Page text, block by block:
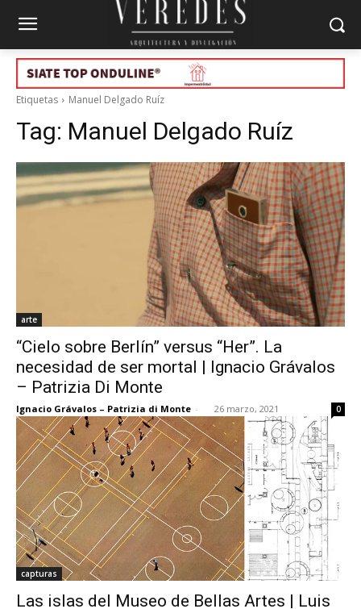
Etiquetas Manuel Delgado Ruíz
Tag: Manuel Delgado Ruíz
arte
“Cielo sobre Berlín” versus “Her”. La
necesidad de ser mortal | Ignacio Grávalos
– Patrizia Di Monte
Ignacio Grávalos – Patrizia di Monte - 26 marzo, 2021 0
capturas
Las islas del Museo de Bellas Artes | Luis